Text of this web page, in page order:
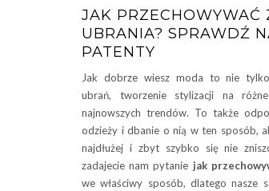
JAK PRZECHOWYWAĆ
UBRANIA? SPRAWDŹ
PATENTY
Jak dobrze wiesz moda to nie
ubrań, tworzenie stylizacji na
najnowszych trendów. To także
odzieży i dbanie o nią w ten sposób,
najdłużej i zbyt szybko się nie
zadajecie nam pytanie jak
we właściwy sposób, dlatego nasze